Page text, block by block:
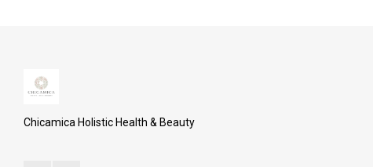
Chicamica Holistic Health & Beauty